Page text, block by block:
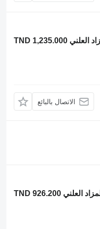
TND 1,235.000
الاتصال بالبائع
TND 926.200